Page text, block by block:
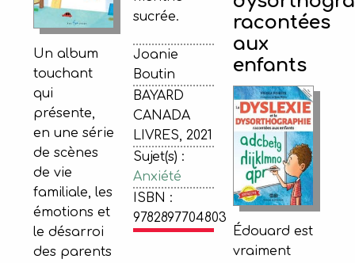
Un album
touchant
qui
présente,
en une série
de scènes
de vie
familiale, les
émotions et
le désarroi
des parents
sucrée.
Joanie
Boutin
BAYARD
CANADA
LIVRES, 2021
Sujet(s) :
Anxiété
ISBN :
9782897704803
racontées
aux
enfants
Édouard est
vraiment